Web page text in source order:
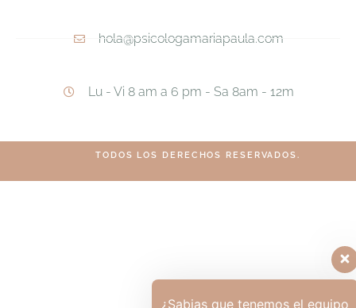
hola@psicologamariapaula.com
Lu - Vi 8 am a 6 pm - Sa 8am - 12m
TODOS LOS DERECHOS RESERVADOS.
¿Sabias que tenemos el equipo